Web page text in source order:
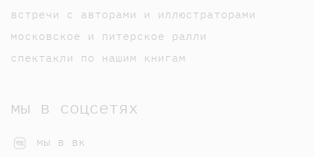
встречи с авторами и иллюстраторами
московское и питерское ралли
спектакли по нашим книгам
мы в соцсетях
мы в вк